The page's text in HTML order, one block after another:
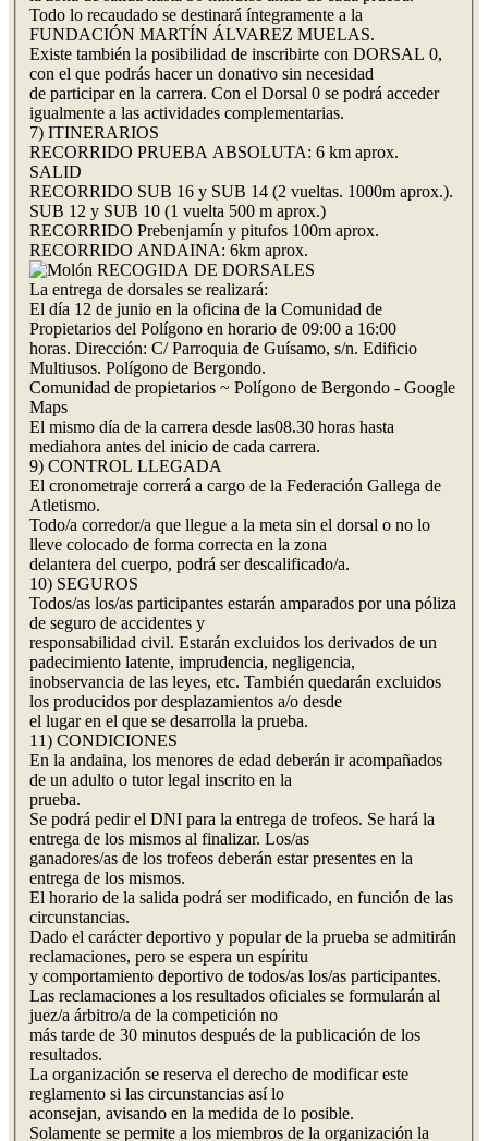
Todo lo recaudado se destinará íntegramente a la
FUNDACIÓN MARTÍN ÁLVAREZ MUELAS.
Existe también la posibilidad de inscribirte con DORSAL 0,
con el que podrás hacer un donativo sin necesidad
de participar en la carrera. Con el Dorsal 0 se podrá acceder
igualmente a las actividades complementarias.
7) ITINERARIOS
RECORRIDO PRUEBA ABSOLUTA: 6 km aprox.
SALID
RECORRIDO SUB 16 y SUB 14 (2 vueltas. 1000m aprox.).
SUB 12 y SUB 10 (1 vuelta 500 m aprox.)
RECORRIDO Prebenjamín y pitufos 100m aprox.
RECORRIDO ANDAINA: 6km aprox.
RECOGIDA DE DORSALES
La entrega de dorsales se realizará:
El día 12 de junio en la oficina de la Comunidad de
Propietarios del Polígono en horario de 09:00 a 16:00
horas. Dirección: C/ Parroquia de Guísamo, s/n. Edificio
Multiusos. Polígono de Bergondo.
Comunidad de propietarios ~ Polígono de Bergondo - Google
Maps
El mismo día de la carrera desde las08.30 horas hasta
mediahora antes del inicio de cada carrera.
9) CONTROL LLEGADA
El cronometraje correrá a cargo de la Federación Gallega de
Atletismo.
Todo/a corredor/a que llegue a la meta sin el dorsal o no lo
lleve colocado de forma correcta en la zona
delantera del cuerpo, podrá ser descalificado/a.
10) SEGUROS
Todos/as los/as participantes estarán amparados por una póliza
de seguro de accidentes y
responsabilidad civil. Estarán excluidos los derivados de un
padecimiento latente, imprudencia, negligencia,
inobservancia de las leyes, etc. También quedarán excluidos
los producidos por desplazamientos a/o desde
el lugar en el que se desarrolla la prueba.
11) CONDICIONES
En la andaina, los menores de edad deberán ir acompañados
de un adulto o tutor legal inscrito en la
prueba.
Se podrá pedir el DNI para la entrega de trofeos. Se hará la
entrega de los mismos al finalizar. Los/as
ganadores/as de los trofeos deberán estar presentes en la
entrega de los mismos.
El horario de la salida podrá ser modificado, en función de las
circunstancias.
Dado el carácter deportivo y popular de la prueba se admitirán
reclamaciones, pero se espera un espíritu
y comportamiento deportivo de todos/as los/as participantes.
Las reclamaciones a los resultados oficiales se formularán al
juez/a árbitro/a de la competición no
más tarde de 30 minutos después de la publicación de los
resultados.
La organización se reserva el derecho de modificar este
reglamento si las circunstancias así lo
aconsejan, avisando en la medida de lo posible.
Solamente se permite a los miembros de la organización la